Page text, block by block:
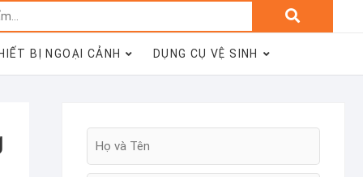
kiếm:
BỊ NGOẠI CẢNH DỤNG CỤ VỆ SINH